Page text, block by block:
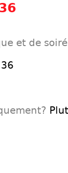
et de